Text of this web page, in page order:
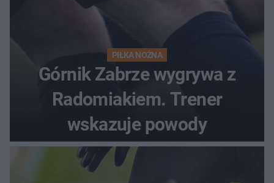
PIŁKA NOŻNA
Górnik Zabrze wygrywa z
Radomiakiem. Trener
wskazuje powody